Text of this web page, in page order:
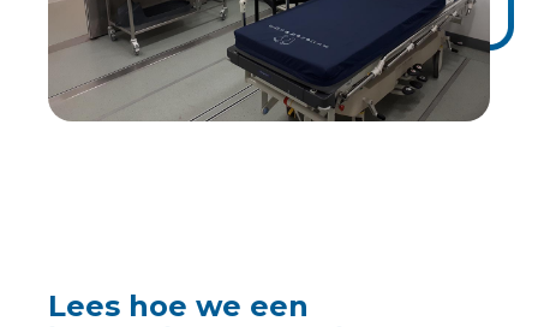
Lees hoe we een